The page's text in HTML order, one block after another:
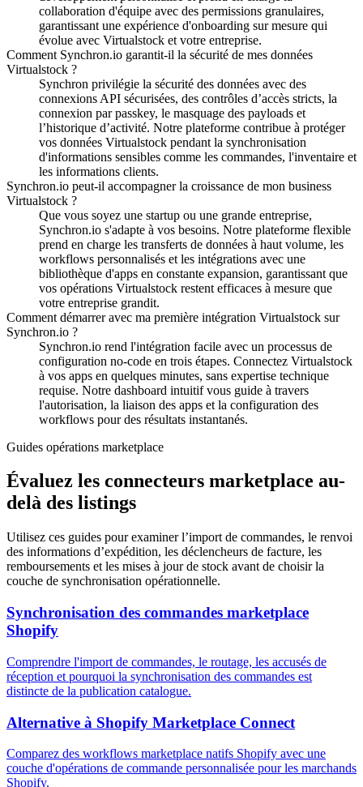
collaboration d'équipe avec des permissions granulaires,
garantissant une expérience d'onboarding sur mesure qui
évolue avec Virtualstock et votre entreprise.
Comment Synchron.io garantit-il la sécurité de mes données
Virtualstock ?
Synchron privilégie la sécurité des données avec des
connexions API sécurisées, des contrôles d’accès stricts, la
connexion par passkey, le masquage des payloads et
l’historique d’activité. Notre plateforme contribue à protéger
vos données Virtualstock pendant la synchronisation
d'informations sensibles comme les commandes, l'inventaire et
les informations clients.
Synchron.io peut-il accompagner la croissance de mon business
Virtualstock ?
Que vous soyez une startup ou une grande entreprise,
Synchron.io s'adapte à vos besoins. Notre plateforme flexible
prend en charge les transferts de données à haut volume, les
workflows personnalisés et les intégrations avec une
bibliothèque d'apps en constante expansion, garantissant que
vos opérations Virtualstock restent efficaces à mesure que
votre entreprise grandit.
Comment démarrer avec ma première intégration Virtualstock sur
Synchron.io ?
Synchron.io rend l'intégration facile avec un processus de
configuration no-code en trois étapes. Connectez Virtualstock
à vos apps en quelques minutes, sans expertise technique
requise. Notre dashboard intuitif vous guide à travers
l'autorisation, la liaison des apps et la configuration des
workflows pour des résultats instantanés.
Guides opérations marketplace
Évaluez les connecteurs marketplace au-
delà des listings
Utilisez ces guides pour examiner l’import de commandes, le renvoi
des informations d’expédition, les déclencheurs de facture, les
remboursements et les mises à jour de stock avant de choisir la
couche de synchronisation opérationnelle.
Synchronisation des commandes marketplace
Shopify
Comprendre l'import de commandes, le routage, les accusés de
réception et pourquoi la synchronisation des commandes est
distincte de la publication catalogue.
Alternative à Shopify Marketplace Connect
Comparez des workflows marketplace natifs Shopify avec une
couche d'opérations de commande personnalisée pour les marchands
Shopify.